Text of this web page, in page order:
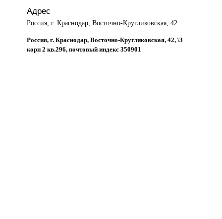
Адрес
Россия, г. Краснодар, Восточно-Кругликовская, 42
Россия, г. Краснодар, Восточно-Кругликовская, 42, \3
корп 2 кв.296, почтовый индекс 350901